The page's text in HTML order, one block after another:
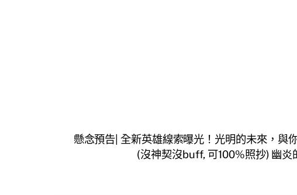
懸念預告| 全新英雄線索曝光！光明的未來，與
(沒神契沒buff, 可100%照抄) 幽